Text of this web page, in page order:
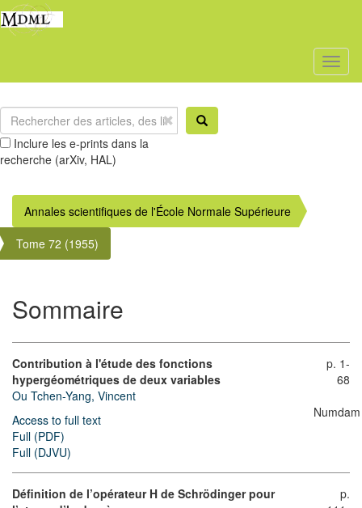
Inclure les e-prints dans la
recherche (arXiv, HAL)
Annales scientifiques de l'École Normale Supérieure
Tome 72 (1955)
Sommaire
Contribution à l'étude des fonctions
hypergéométriques de deux variables
Ou Tchen-Yang, Vincent
Access to full text
Full (PDF)
Full (DJVU)
p. 1-
68
Numdam
Définition de l’opérateur H de Schrödinger pour
p.